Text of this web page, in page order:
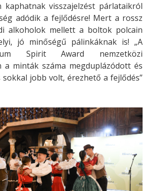
kaphatnak visszajelzést párlataikról
adódik a fejlődésre! Mert a rossz
alkoholok mellett a boltok polcain
jó minőségű pálinkáknak is! „A
Spirit Award nemzetközi
a minták száma megduplázódott és
sokkal jobb volt, érezhető a fejlődés”